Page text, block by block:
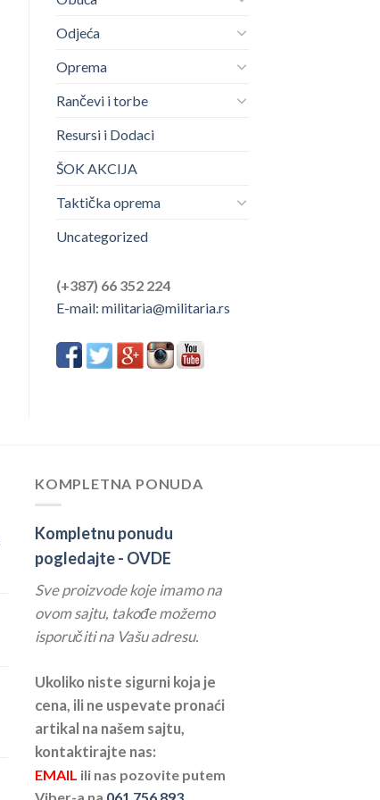
Odjeća
Oprema
Rančevi i torbe
Resursi i Dodaci
ŠOK AKCIJA
Taktička oprema
Uncategorized
(+387) 66 352 224
E-mail: militaria@militaria.rs
KOMPLETNA PONUDA
Kompletnu ponudu
pogledajte - OVDE
Sve proizvode koje imamo na
ovom sajtu, takođe možemo
isporučiti na Vašu adresu.
Ukoliko niste sigurni koja je
cena, ili ne uspevate pronaći
artikal na našem sajtu,
kontaktirajte nas:
EMAIL ili nas pozovite putem